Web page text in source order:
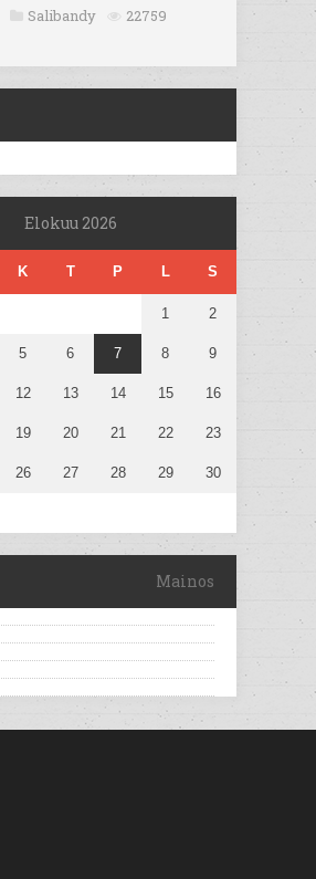
Salibandy 22759
Elokuu 2026
K T P L S
1 2
5 6 7 8 9
12 13 14 15 16
19 20 21 22 23
26 27 28 29 30
Mainos